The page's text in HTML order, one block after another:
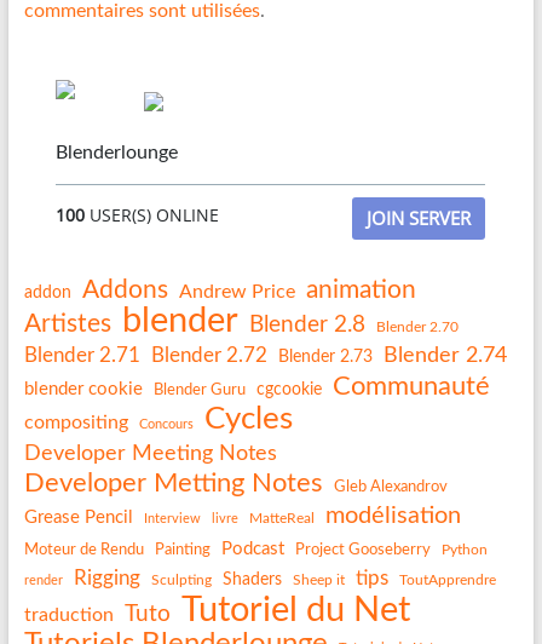
commentaires sont utilisées.
Blenderlounge
100 USER(S) ONLINE JOIN SERVER
addon Addons Andrew Price animation
Artistes
blender Blender 2.8 Blender 2.70
Blender 2.71 Blender 2.72 Blender 2.73 Blender 2.74
blender cookie Blender Guru cgcookie Communauté
compositing Concours Cycles
Developer Meeting Notes
Developer Metting Notes Gleb Alexandrov
Grease Pencil Interview livre MatteReal modélisation
Moteur de Rendu Painting Podcast Project Gooseberry Python
render Rigging Sculpting Shaders Sheep it tips ToutApprendre
traduction Tuto Tutoriel du Net